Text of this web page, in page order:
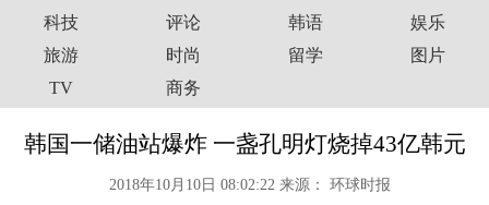
娱乐 体育 人事 教育
时尚 思客
港澳 台湾 华人 汽车
能源 房产
科技
评论 韩语
娱乐
旅游
时尚 留学
图片
TV
商务
韩国一储油站爆炸 一盏孔明灯烧掉43亿韩元
2018年10月10日 08:02:22 来源： 环球时报